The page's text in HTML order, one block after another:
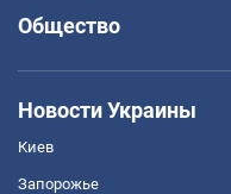
Общество
Новости Украины
Киев
Запорожье